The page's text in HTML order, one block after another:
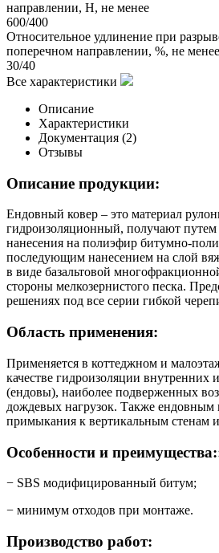
направлении, Н, не менее
600/400
Относительное удлинение при
поперечном направлении, %, не менее
30/40
Все характеристики
Описание
Характеристики
Документация (2)
Отзывы
Описание продукции:
Ендовный ковер – это материал
гидроизоляционный, получают путем
нанесения на полиэфир битумно-
последующим нанесением на слой
в виде базальтовой
стороны мелкозернистого песка.
решениях под все серии гибкой
Область применения:
Применяется в коттеджном и
качестве гидроизоляции внутренних
(ендовы), наиболее подверженных
дождевых нагрузок. Также ендовным
примыкания к вертикальным стенам
Особенности и
− SBS модифицированный битум;
− минимум отходов при монтаже.
Производство работ: